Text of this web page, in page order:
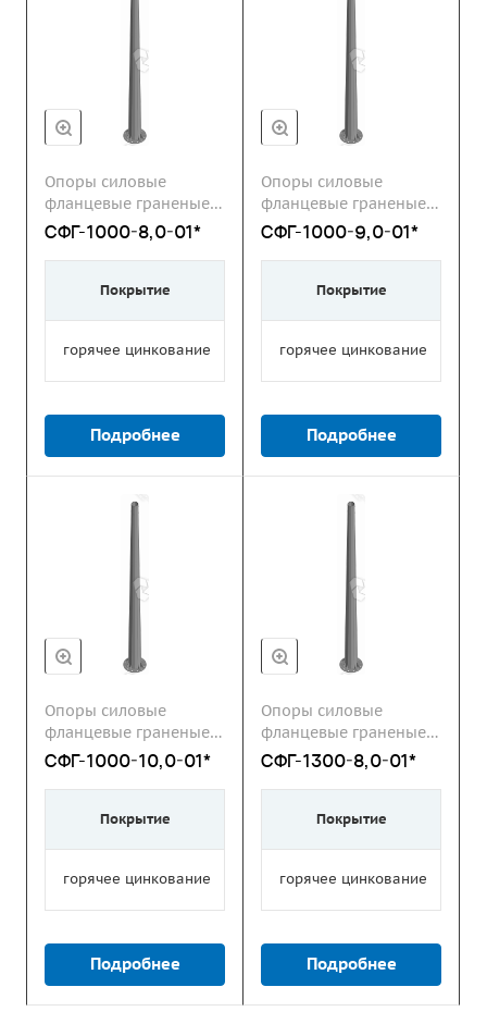
Опоры силовые
фланцевые граненые
СФГ
СФГ-1000-8,0-01*
Покрытие
горячее цинкование
Подробнее
Опоры силовые
фланцевые граненые
СФГ
СФГ-1000-9,0-01*
Покрытие
горячее цинкование
Подробнее
Опоры силовые
фланцевые граненые
СФГ
СФГ-1000-10,0-01*
Покрытие
горячее цинкование
Подробнее
Опоры силовые
фланцевые граненые
СФГ
СФГ-1300-8,0-01*
Покрытие
горячее цинкование
Подробнее